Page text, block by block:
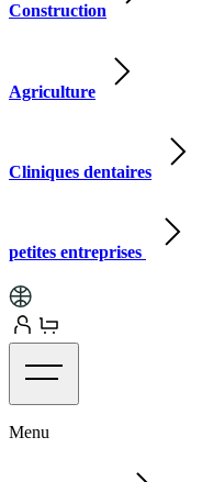
Construction
Agriculture
Cliniques dentaires
petites entreprises
Menu